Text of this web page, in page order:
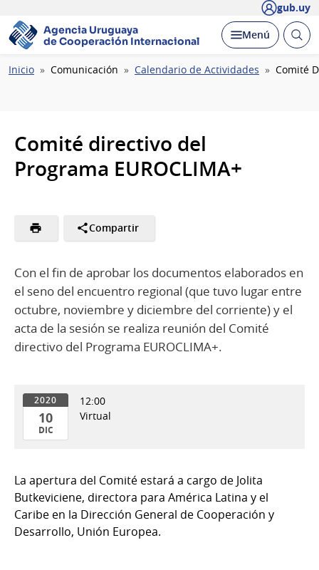
gub.uy
Agencia Uruguaya
de Cooperación Internacional
Desplegar
Menú Abrir
Ruta
Inicio Comunicación Calendario de Actividades Comité
Comité directivo del
Programa EUROCLIMA+
Compartir
Con el fin de aprobar los documentos elaborados en
el seno del encuentro regional (que tuvo lugar entre
octubre, noviembre y diciembre del corriente) y el
acta de la sesión se realiza reunión del Comité
directivo del Programa EUROCLIMA+.
2020
10
DIC
Dic
del
2020
12:00
Virtual
La apertura del Comité estará a cargo de Jolita
Butkeviciene, directora para América Latina y el
Caribe en la Dirección General de Cooperación y
Desarrollo, Unión Europea.